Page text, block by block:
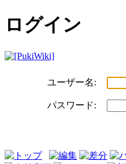
ログイン
ユーザー名:
パスワード: